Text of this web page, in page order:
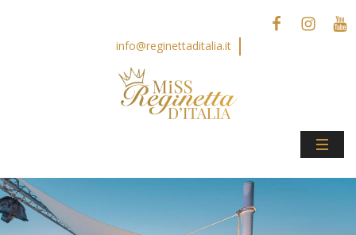
info@reginettaditalia.it